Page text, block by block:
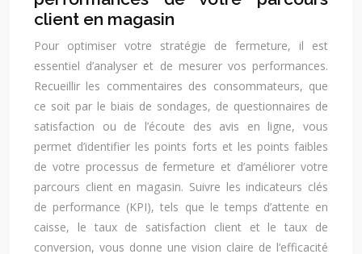
client en magasin
Pour optimiser votre stratégie de fermeture, il est
essentiel d’analyser et de mesurer vos performances.
Recueillir les commentaires des consommateurs, que
ce soit par le biais de sondages, de questionnaires de
satisfaction ou de l’écoute des avis en ligne, vous
permet d’identifier les points forts et les points faibles
de votre processus de fermeture et d’améliorer votre
parcours client en magasin. Suivre les indicateurs clés
de performance (KPI), tels que le temps d’attente en
caisse, le taux de satisfaction client et le taux de
conversion, vous donne une vision claire de l’efficacité